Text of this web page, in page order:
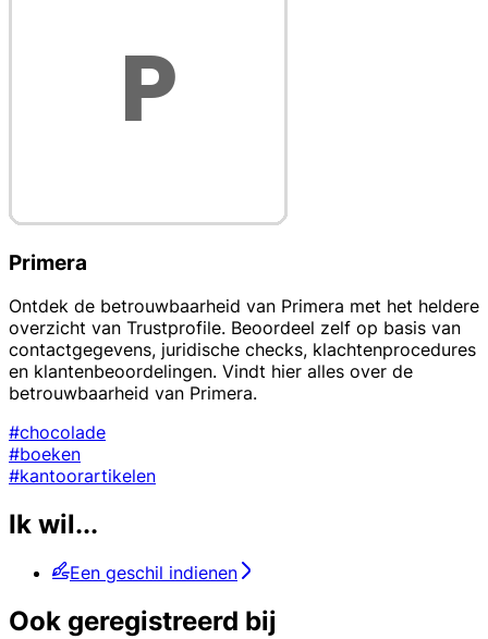
Primera
Ontdek de betrouwbaarheid van Primera met het heldere
overzicht van Trustprofile. Beoordeel zelf op basis van
contactgegevens, juridische checks, klachtenprocedures
en klantenbeoordelingen. Vindt hier alles over de
betrouwbaarheid van Primera.
#chocolade
#boeken
#kantoorartikelen
Ik wil...
Een geschil indienen
Ook geregistreerd bij